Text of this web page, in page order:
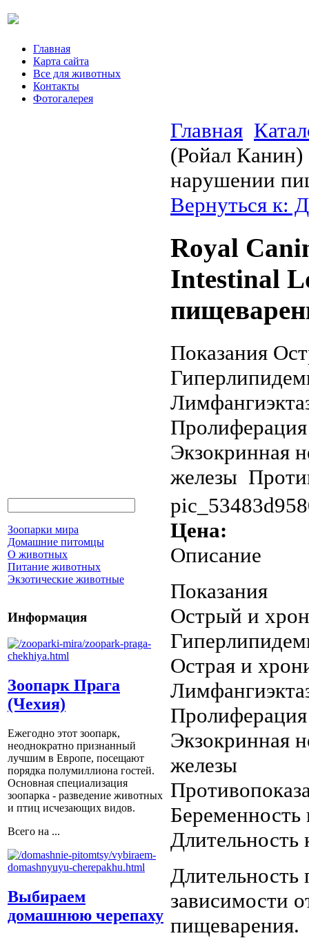
Главная
Карта сайта
Все для животных
Контакты
Фотогалерея
Зоопарки мира
Домашние питомцы
О животных
Питание животных
Экзотические животные
Информация
Зоопарк Прага
(Чехия)
Ежегодно этот зоопарк,
неоднократно признанный
лучшим в Европе, посещают
порядка полумиллиона гостей.
Основная специализация
зоопарка - разведение животных
и птиц исчезающих видов.
Всего на ...
Выбираем
домашнюю черепаху
Главная
(Ройал
нарушении
Вернуться к:
Royal
Intestinal
Показания
Экзокринная
железы
Цена:
Описание
Показания
Острый и
Острая и
Экзокринная
железы
Длительность
Длительность
зависимости
пищеварения.